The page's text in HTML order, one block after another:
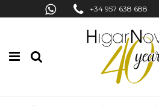
+34 957 638 688